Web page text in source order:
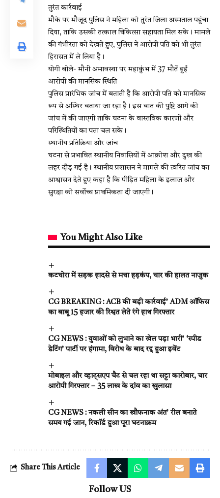
तुरंत कार्रवाई
मौके पर मौजूद पुलिस ने महिला को तुरंत जिला अस्पताल पहुंचा
दिया, ताकि उसकी तत्काल चिकित्सा सहायता मिल सके। मामले
की गंभीरता को देखते हुए, पुलिस ने आरोपी पति को भी तुरंत
हिरासत में ले लिया है।
योगी बोले- मौनी अमावस्या पर महाकुंभ में 37 मौतें हुईं
आरोपी की मानसिक स्थिति
पुलिस प्रारंभिक जांच में बताती है कि आरोपी पति को मानसिक
रूप से अस्थिर बताया जा रहा है। इस बात की पुष्टि आगे की
जांच में की जाएगी ताकि घटना के वास्तविक कारणों और
परिस्थितियों का पता चल सके।
स्थानीय प्रतिक्रिया और जांच
घटना से प्रभावित स्थानीय निवासियों में आक्रोश और दुख की
लहर दौड़ गई है। स्थानीय प्रशासन ने मामले की त्वरित जांच का
आश्वासन देते हुए कहा है कि पीड़ित महिला के इलाज और
सुरक्षा को सर्वोच्च प्राथमिकता दी जाएगी।
You Might Also Like
कटघोरा में सड़क हादसे से मचा हड़कंप, चार की हालत नाजुक
CG BREAKING : ACB की बड़ी कार्रवाई’ ADM ऑफिस
का बाबू 15 हजार की रिश्वत लेते रंगे हाथ गिरफ्तार
CG NEWS : युवाओं को लुभाने का खेल पड़ा भारी’ ‘स्पीड
डेटिंग’ पार्टी पर हंगामा, विरोध के बाद रद्द हुआ इवेंट
मोबाइल और व्हाट्सएप चैट से चल रहा था सट्टा कारोबार, चार
आरोपी गिरफ्तार – 35 लाख के दांव का खुलासा
CG NEWS : नकली सीन का खौफनाक अंत’ रील बनाते
समय गई जान, रिकॉर्ड हुआ पूरा घटनाक्रम
Share This Article
Follow US